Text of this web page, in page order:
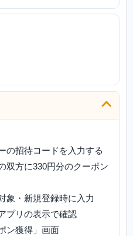
の招待コードを入力する
双方に330円分のクーポン
象・新規登録時に入力
プリの表示で確認
ン獲得」画面